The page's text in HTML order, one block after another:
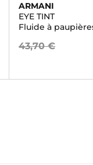
ARMANI
EYE TINT
Fluide à
43,70 €